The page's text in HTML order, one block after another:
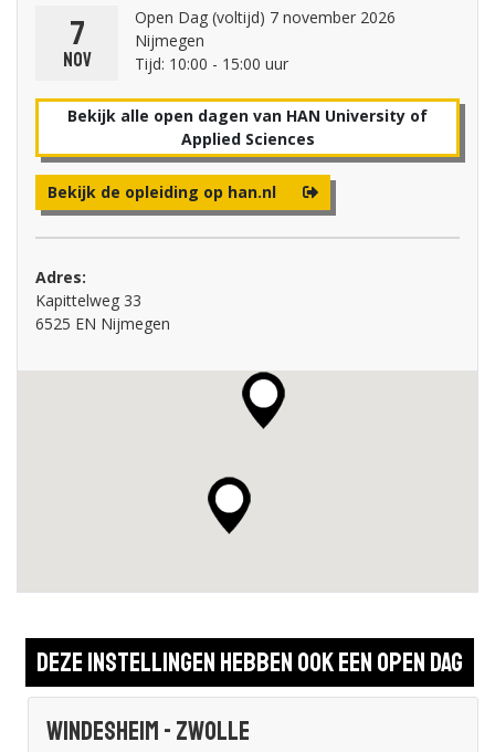
7
nov
Open Dag (voltijd) 7 november 2026
Nijmegen
Tijd: 10:00 - 15:00 uur
Bekijk alle open dagen van HAN University of
Applied Sciences
Bekijk de opleiding op han.nl
Adres:
Kapittelweg 33
6525 EN Nijmegen
Deze instellingen hebben ook een open dag
Windesheim - Zwolle